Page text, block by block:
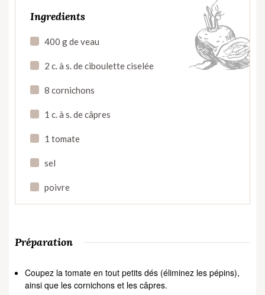
Ingredients
400 g de veau
2 c. à s. de ciboulette ciselée
8 cornichons
1 c. à s. de câpres
1 tomate
sel
poivre
Préparation
Coupez la tomate en tout petits dés (éliminez les pépins),
ainsi que les cornichons et les câpres.